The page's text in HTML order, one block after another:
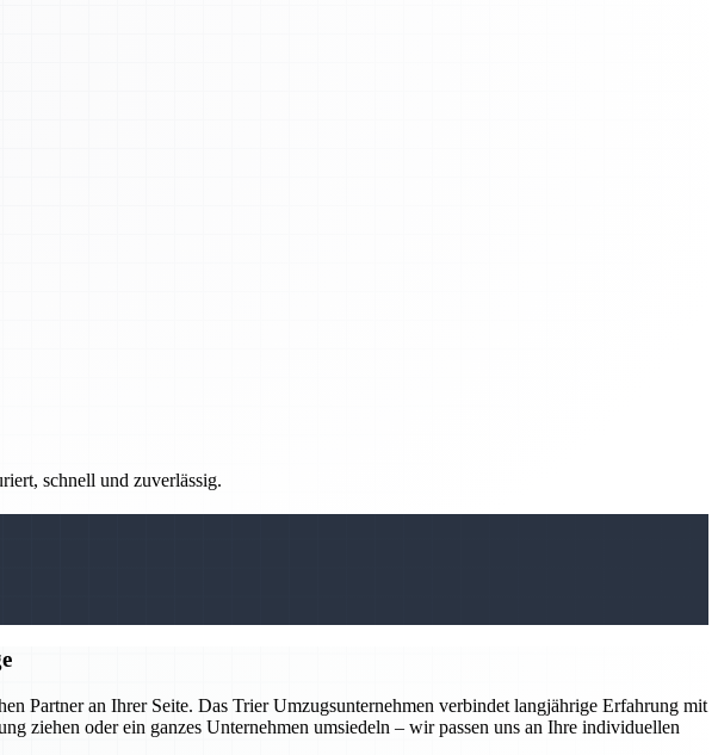
schnell und zuverlässig.
Partner an Ihrer Seite. Das Trier Umzugsunternehmen verbindet langjährige Erfahrung mit
ziehen oder ein ganzes Unternehmen umsiedeln – wir passen uns an Ihre individuellen